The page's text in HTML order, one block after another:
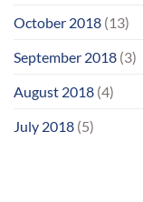
October 2018 (13)
September 2018 (3)
August 2018 (4)
July 2018 (5)